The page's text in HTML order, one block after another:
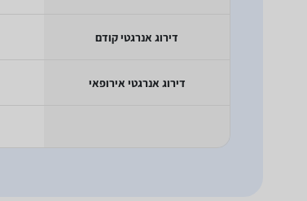
דירוג אנרגטי קודם
דירוג אנרגטי אירופאי